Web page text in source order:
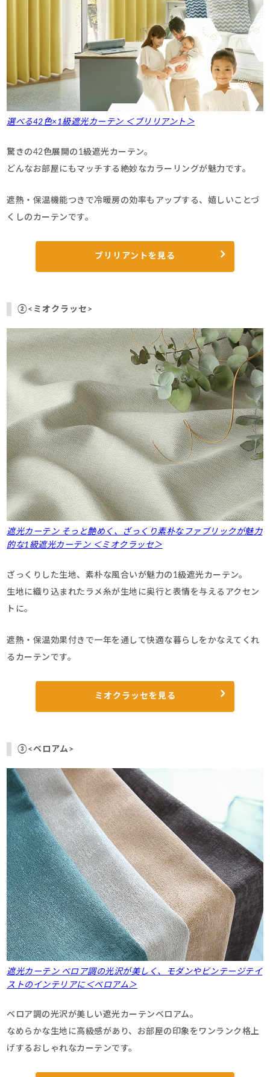
選べる42色×1級遮光カーテン ＜ブリリアント＞
驚きの42色展開の1級遮光カーテン。
どんなお部屋にもマッチする絶妙なカラーリングが魅力です。
遮熱・保温機能つきで冷暖房の効率もアップする、嬉しいことづ
くしのカーテンです。
ブリリアントを見る
②<ミオクラッセ>
遮光カーテン そっと艶めく、ざっくり素朴なファブリックが魅力
的な1級遮光カーテン ＜ミオクラッセ＞
ざっくりした生地、素朴な風合いが魅力の1級遮光カーテン。
生地に織り込まれたラメ糸が生地に奥行と表情を与えるアクセン
トに。
遮熱・保温効果付きで一年を通して快適な暮らしをかなえてくれ
るカーテンです。
ミオクラッセを見る
③<ベロアム>
遮光カーテン ベロア調の光沢が美しく、モダンやビンテージテイ
ストのインテリアに＜ベロアム＞
ベロア調の光沢が美しい遮光カーテンベロアム。
なめらかな生地に高級感があり、お部屋の印象をワンランク格上
げするおしゃれなカーテンです。